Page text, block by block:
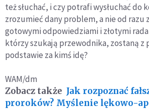
też słuchać, i czy potrafi wysłuchać do
zrozumieć dany problem, a nie od razu
gotowymi odpowiedziami i złotymi
którzy szukają przewodnika, zostaną z
podstawie za kimś idę?
WAM/dm
Zobacz także Jak rozpoznać
proroków? Myślenie lękowo-